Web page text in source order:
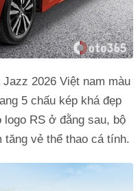
2026 Việt nam màu
5 chấu kép khá đẹp
logo RS ở đằng sau, bộ
vẻ thể thao cá tính.